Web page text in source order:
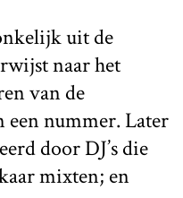
uit de
naar het
van de
een nummer. Later
door DJ’s die
mixten; en